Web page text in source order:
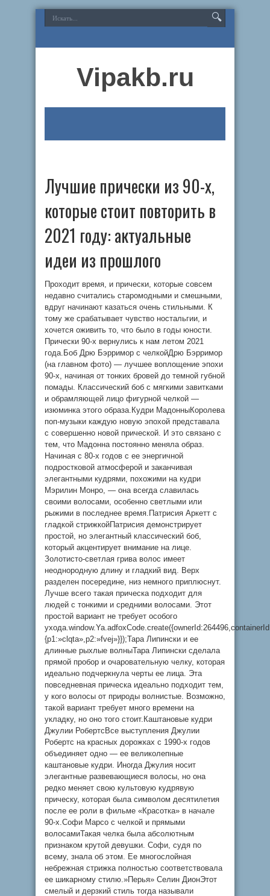
Vipakb.ru
Лучшие прически из 90-х,
которые стоит повторить в
2021 году: актуальные
идеи из прошлого
Проходит время, и прически, которые совсем
недавно считались старомодными и смешными,
вдруг начинают казаться очень стильными. К
тому же срабатывает чувство ностальгии, и
хочется оживить то, что было в годы юности.
Прически 90-х вернулись к нам летом 2021
года.Боб Дрю Бэрримор с челкойДрю Бэрримор
(на главном фото) — лучшее воплощение эпохи
90-х, начиная от тонких бровей до темной губной
помады. Классический боб с мягкими завитками
и обрамляющей лицо фигурной челкой —
изюминка этого образа.Кудри МадонныКоролева
поп-музыки каждую новую эпохой представала
с совершенно новой прической. И это связано с
тем, что Мадонна постоянно меняла образ.
Начиная с 80-х годов с ее энергичной
подростковой атмосферой и заканчивая
элегантными кудрями, похожими на кудри
Мэрилин Монро, — она всегда славилась
своими волосами, особенно светлыми или
рыжими в последнее время.Патрисия Аркетт с
гладкой стрижкойПатрисия демонстрирует
простой, но элегантный классический боб,
который акцентирует внимание на лице.
Золотисто-светлая грива волос имеет
неоднородную длину и гладкий вид. Верх
разделен посередине, низ немного приплюснут.
Лучше всего такая прическа подходит для
людей с тонкими и средними волосами. Этот
простой вариант не требует особого
{p1:»clqta»,p2:»fvej»}});Тара Липински и ее
длинные рыхлые волныТара Липински сделала
прямой пробор и очаровательную челку, которая
идеально подчеркнула черты ее лица. Эта
повседневная прическа идеально подходит тем,
у кого волосы от природы волнистые. Возможно,
такой вариант требует много времени на
укладку, но оно того стоит.Каштановые кудри
Джулии РобертсВсе выступления Джулии
Робертс на красных дорожках с 1990-х годов
объединяет одно — ее великолепные
каштановые кудри. Иногда Джулия носит
элегантные развевающиеся волосы, но она
редко меняет свою культовую кудрявую
прическу, которая была символом десятилетия
после ее роли в фильме «Красотка» в начале
90-х.Софи Марсо с челкой и прямыми
волосамиТакая челка была абсолютным
признаком крутой девушки. Софи, судя по
всему, знала об этом. Ее многослойная
небрежная стрижка полностью соответствовала
ее шикарному стилю.»Перья» Селин ДионЭтот
смелый и дерзкий стиль тогда называли